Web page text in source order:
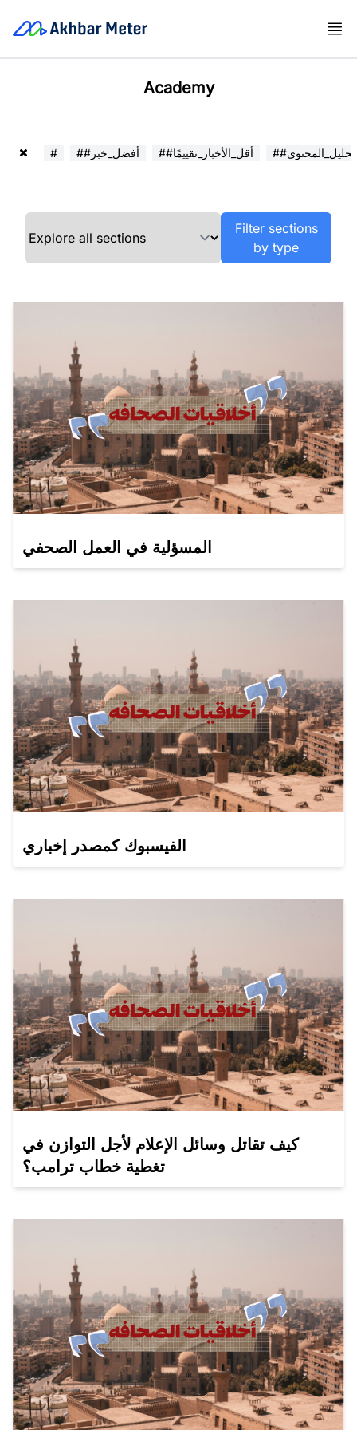
Academy
# ##أفضل_خبر ##أقل_الأخبار_تقييمًا ##تحليل_المحتوى
Filter sections
by type
المسؤلية في العمل الصحفي
الفيسبوك كمصدر إخباري
كيف تقاتل وسائل الإعلام لأجل التوازن في
تغطية خطاب ترامب؟